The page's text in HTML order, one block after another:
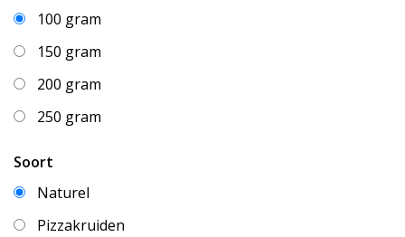
100 gram
150 gram
200 gram
250 gram
Soort
Naturel
Pizzakruiden